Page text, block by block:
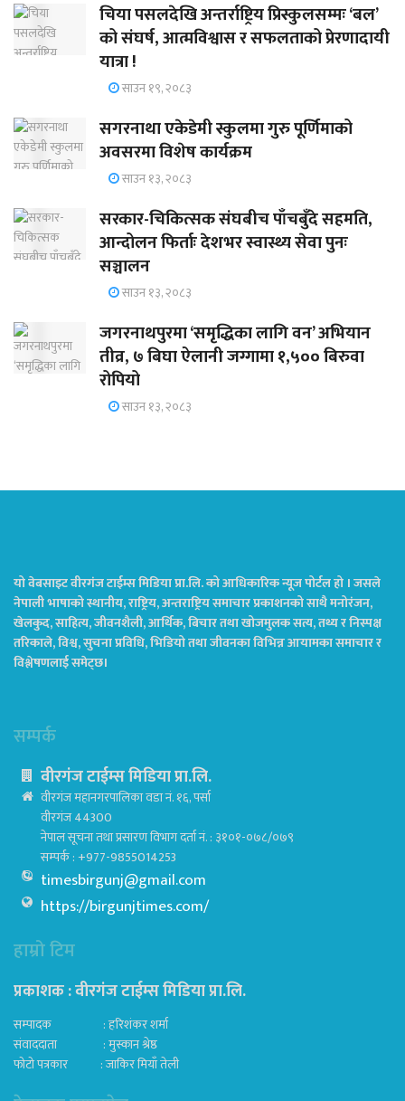
चिया पसलदेखि अन्तर्राष्ट्रिय प्रिस्कुलसम्मः ‘बल’
को संघर्ष, आत्मविश्वास र सफलताको प्रेरणादायी
यात्रा !
साउन १९, २०८३
सगरनाथा एकेडेमी स्कुलमा गुरु पूर्णिमाको
अवसरमा विशेष कार्यक्रम
साउन १३, २०८३
सरकार-चिकित्सक संघबीच पाँचबुँदे सहमति,
आन्दोलन फिर्ताः देशभर स्वास्थ्य सेवा पुनः
सञ्चालन
साउन १३, २०८३
जगरनाथपुरमा ‘समृद्धिका लागि वन’ अभियान
तीव्र, ७ बिघा ऐलानी जग्गामा १,५०० बिरुवा
रोपियो
साउन १३, २०८३
यो वेबसाइट वीरगंज टाईम्स मिडिया प्रा.लि. को आधिकारिक न्यूज पोर्टल हो । जसले
नेपाली भाषाको स्थानीय, राष्ट्रिय, अन्तराष्ट्रिय समाचार प्रकाशनको साथै मनोरंजन,
खेलकुद, साहित्य, जीवनशैली, आर्थिक, बिचार तथा खोजमुलक सत्य, तथ्य र निस्पक्ष
तरिकाले, विश्व, सुचना प्रविधि, भिडियो तथा जीवनका विभिन्न आयामका समाचार र
विश्लेषणलाई समेट्छ।
सम्पर्क
वीरगंज टाईम्स मिडिया प्रा.लि.
वीरगंज महानगरपालिका वडा नं. १६, पर्सा
वीरगंज 44300
नेपाल सूचना तथा प्रसारण विभाग दर्ता नं. : ३१०१-०७८/०७९
सम्पर्क : +977-9855014253
timesbirgunj@gmail.com
https://birgunjtimes.com/
हाम्रो टिम
प्रकाशक : वीरगंज टाईम्स मिडिया प्रा‍.लि.
सम्पादक : हरिशंकर शर्मा
संवाददाता : मुस्कान श्रेष्ठ
फोटो पत्रकार : जाकिर मियाँ तेली